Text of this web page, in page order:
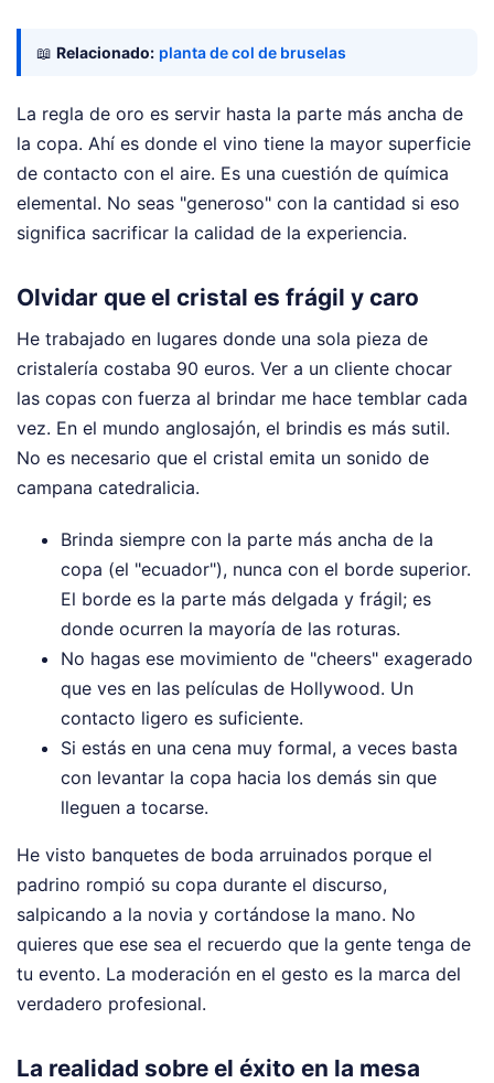
📖 Relacionado: planta de col de bruselas
La regla de oro es servir hasta la parte más ancha de
la copa. Ahí es donde el vino tiene la mayor superficie
de contacto con el aire. Es una cuestión de química
elemental. No seas "generoso" con la cantidad si eso
significa sacrificar la calidad de la experiencia.
Olvidar que el cristal es frágil y caro
He trabajado en lugares donde una sola pieza de
cristalería costaba 90 euros. Ver a un cliente chocar
las copas con fuerza al brindar me hace temblar cada
vez. En el mundo anglosajón, el brindis es más sutil.
No es necesario que el cristal emita un sonido de
campana catedralicia.
Brinda siempre con la parte más ancha de la
copa (el "ecuador"), nunca con el borde superior.
El borde es la parte más delgada y frágil; es
donde ocurren la mayoría de las roturas.
No hagas ese movimiento de "cheers" exagerado
que ves en las películas de Hollywood. Un
contacto ligero es suficiente.
Si estás en una cena muy formal, a veces basta
con levantar la copa hacia los demás sin que
lleguen a tocarse.
He visto banquetes de boda arruinados porque el
padrino rompió su copa durante el discurso,
salpicando a la novia y cortándose la mano. No
quieres que ese sea el recuerdo que la gente tenga de
tu evento. La moderación en el gesto es la marca del
verdadero profesional.
La realidad sobre el éxito en la mesa